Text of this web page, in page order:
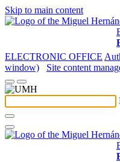
Skip to main content
ELECTRONIC OFFICE
window)
Site content